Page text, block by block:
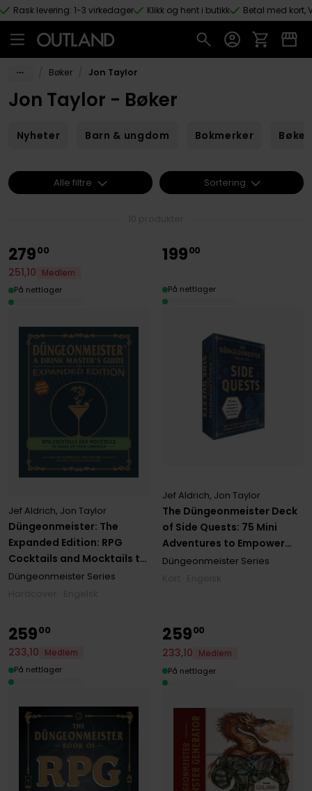
Hopp til hovedinnhold
Rask levering: 1-3 virkedager Klikk og hent i butikk Betal med kort,
Bøker Jon Taylor
Jon Taylor - Bøker
Nyheter Barn & ungdom Bokmerker
Düngeonmeister: The
Expanded Edition: RPG
Cocktails and Mocktails to
Shake Up Your Campaign
Jef Aldrich, Jon Taylor
Düngeonmeister Series
27900
251,10
Medlem
På nettlager
The Düngeonmeister Deck
of Side Quests: 75 Mini
Adventures to Empower
Your Fantasy Campaign
Jef Aldrich, Jon Taylor
Düngeonmeister Series
19900
På nettlager
25900
233,10
Medlem
På nettlager
25900
233,10
Medlem
På nettlager
Alle filtre Sortering